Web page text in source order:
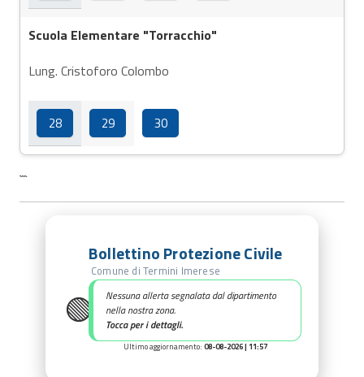
Scuola Elementare "Torracchio"
Lung. Cristoforo Colombo
28 29 30
```
🟢
Bollettino Protezione Civile
Comune di Termini Imerese
Nessuna allerta segnalata dal dipartimento
nella nostra zona.
Tocca per i dettagli.
Ultimo aggiornamento: 08-08-2026 | 11:57